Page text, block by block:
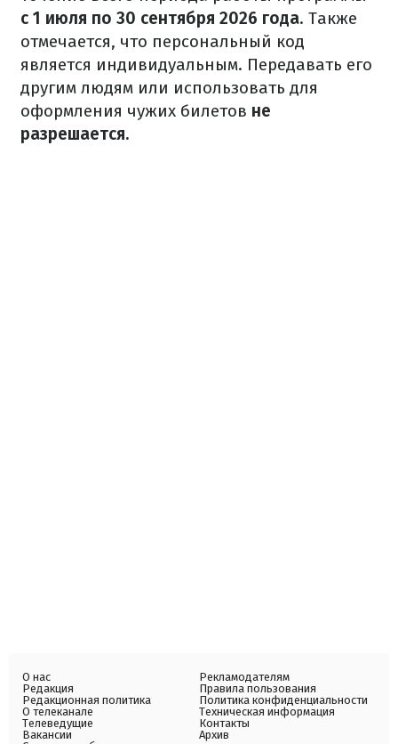
с 1 июля по 30 сентября 2026 года. Также
отмечается, что персональный код
является индивидуальным. Передавать его
другим людям или использовать для
оформления чужих билетов не
разрешается.
О нас
Редакция
Редакционная политика
О телеканале
Телеведущие
Вакансии
Рекламодателям
Правила пользования
Политика конфиденциальности
Техническая информация
Контакты
Архив